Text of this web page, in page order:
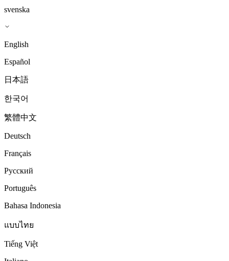
svenska
English
Español
日本語
한국어
繁體中文
Deutsch
Français
Русский
Português
Bahasa Indonesia
แบบไทย
Tiếng Việt